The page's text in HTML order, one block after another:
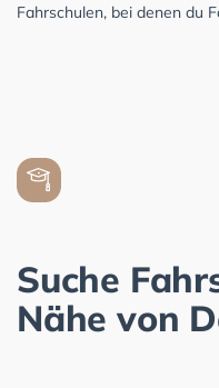
Fahrschulen, bei denen du
Suche
Nähe von